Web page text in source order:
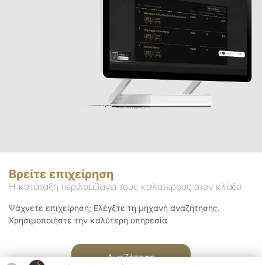
Βρείτε επιχείρηση
Η κατάταξη περιλαμβάνει τους καλύτερους στον κλάδο
Ψάχνετε επιχείρηση; Ελέγξτε τη μηχανή αναζήτησης.
Χρησιμοποιήστε την καλύτερη υπηρεσία
Αναζήτηση